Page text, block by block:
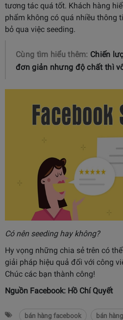
tương tác quá tốt. Khách hàng
phẩm không có quá nhiều thông
bỏ qua việc seeding.
Cùng tìm hiểu thêm: Chiến
đơn giản nhưng độ chất thì
Có nên seeding hay không?
Hy vọng những chia sẻ trên có
giải pháp hiệu quả đối với công
Chúc các bạn thành công!
Nguồn Facebook: Hồ Chí Quyết
bán hàng facebook
bán